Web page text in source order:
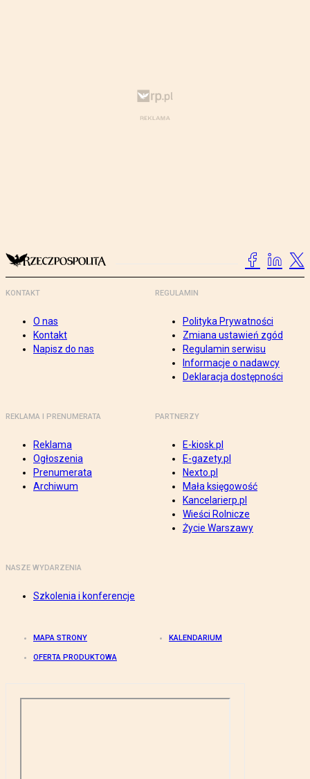
KONTAKT
O nas
Kontakt
Napisz do nas
REGULAMIN
Polityka Prywatności
Zmiana ustawień zgód
Regulamin serwisu
Informacje o nadawcy
Deklaracja dostępności
REKLAMA I PRENUMERATA
Reklama
Ogłoszenia
Prenumerata
Archiwum
PARTNERZY
E-kiosk.pl
E-gazety.pl
Nexto.pl
Mała księgowość
Kancelarierp.pl
Wieści Rolnicze
Życie Warszawy
NASZE WYDARZENIA
Szkolenia i konferencje
MAPA STRONY KALENDARIUM
OFERTA PRODUKTOWA